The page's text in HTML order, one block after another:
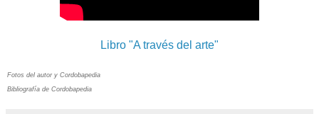
Libro "A través del arte"
Fotos del autor y Cordobapedia
Bibliografía de Cordobapedia